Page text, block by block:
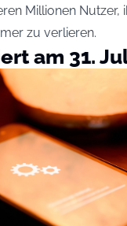
Millionen Nutzer,
zu verlieren.
am 31.